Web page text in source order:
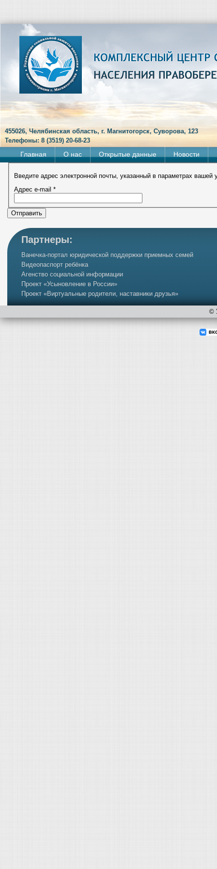
455026, Челябинская область, г. Магнитогорск, Суворова, 123
Телефоны: 8 (3519) 20-68-23
Главная О нас Открытые данные Новости
Введите адрес электронной почты, указанный в параметрах
Адрес e-mail *
Отправить
Партнеры:
Ванечка-портал юридической поддержки приемных семей
Видеопаспорт ребёнка
Агенство социальной информации
Проект «Усыновление в России»
Проект «Виртуальные родители, наставники друзья»
©